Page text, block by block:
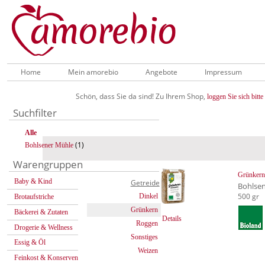
Home Mein amorebio Angebote Impressum
Schön, dass Sie da sind! Zu Ihrem Shop, loggen Sie sich bitte
Suchfilter
Alle
Bohlsener Mühle (1)
Warengruppen
Baby & Kind
Brotaufstriche
Bäckerei & Zutaten
Drogerie & Wellness
Essig & Öl
Feinkost & Konserven
Getreide
Dinkel
Grünkern
Roggen
Sonstiges
Weizen
Details
500 gr